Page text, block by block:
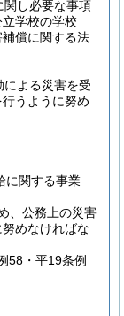
関し必要な事項
学校の学校
償に関する法
よる災害を受
うように努め
に関する事業
、公務上の災害
めなければな
58・平19条例